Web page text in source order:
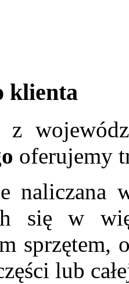
klienta
z
oferujemy
naliczana
się w
sprzętem,
lub